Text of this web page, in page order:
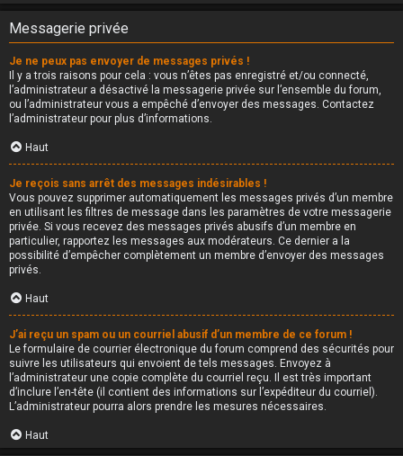
Messagerie privée
Je ne peux pas envoyer de messages privés !
Il y a trois raisons pour cela : vous n’êtes pas enregistré et/ou connecté,
l’administrateur a désactivé la messagerie privée sur l’ensemble du forum,
ou l’administrateur vous a empêché d’envoyer des messages. Contactez
l’administrateur pour plus d’informations.
Haut
Je reçois sans arrêt des messages indésirables !
Vous pouvez supprimer automatiquement les messages privés d’un membre
en utilisant les filtres de message dans les paramètres de votre messagerie
privée. Si vous recevez des messages privés abusifs d’un membre en
particulier, rapportez les messages aux modérateurs. Ce dernier a la
possibilité d’empêcher complètement un membre d’envoyer des messages
privés.
Haut
J’ai reçu un spam ou un courriel abusif d’un membre de ce forum !
Le formulaire de courrier électronique du forum comprend des sécurités pour
suivre les utilisateurs qui envoient de tels messages. Envoyez à
l’administrateur une copie complète du courriel reçu. Il est très important
d’inclure l’en-tête (il contient des informations sur l’expéditeur du courriel).
L’administrateur pourra alors prendre les mesures nécessaires.
Haut